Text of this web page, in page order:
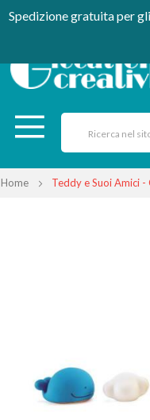
Spedizione gratuita per
Home Teddy e Suoi Amici